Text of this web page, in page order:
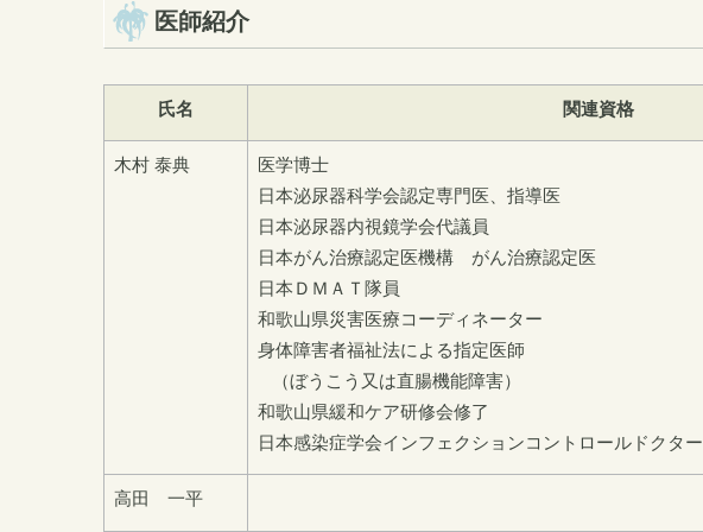
医師紹介
氏名 関連資格
木村 泰典
医学博士
日本泌尿器科学会認定専門医、指導医
日本泌尿器内視鏡学会代議員
日本がん治療認定医機構 がん治療認定医
日本ＤＭＡＴ隊員
和歌山県災害医療コーディネーター
身体障害者福祉法による指定医師
（ぼうこう又は直腸機能障害）
和歌山県緩和ケア研修会修了
日本感染症学会インフェクションコントロールドクター
高田 一平